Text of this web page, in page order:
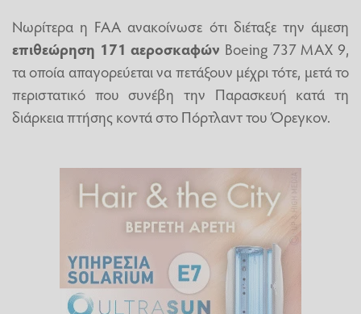
Νωρίτερα η FAA ανακοίνωσε ότι διέταξε την άμεση
επιθεώρηση 171 αεροσκαφών Boeing 737 MAX 9,
τα οποία απαγορεύεται να πετάξουν μέχρι τότε, μετά το
περιστατικό που συνέβη την Παρασκευή κατά τη
διάρκεια πτήσης κοντά στο Πόρτλαντ του Όρεγκον.